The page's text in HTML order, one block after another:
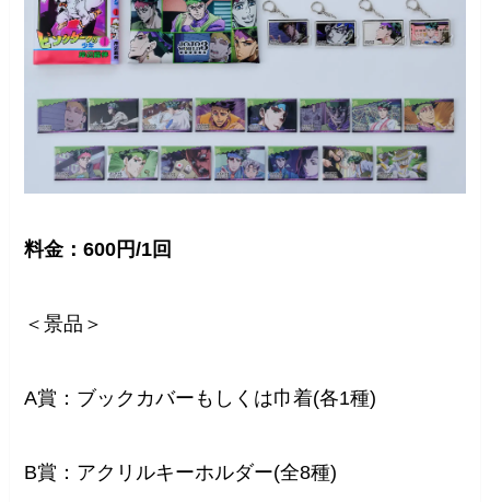
料金：600円/1回
＜景品＞
A賞：ブックカバーもしくは巾着(各1種)
B賞：アクリルキーホルダー(全8種)